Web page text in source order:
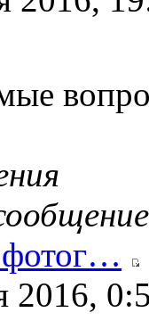
фотог…
2016,